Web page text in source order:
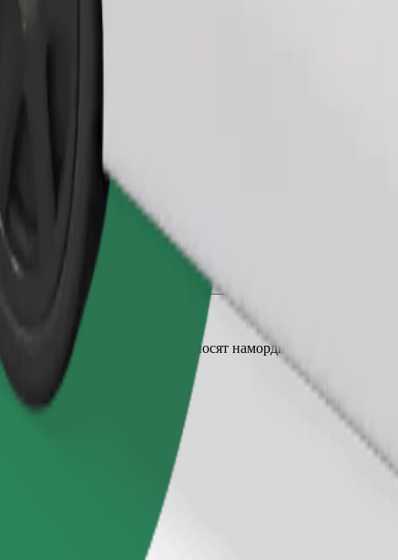
и електрически превозни средства
Кучетата трябва да носят намордник, малките